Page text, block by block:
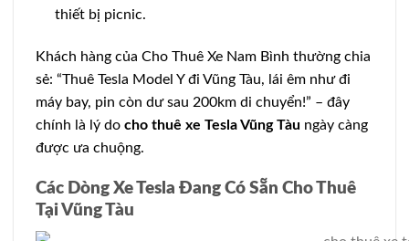
thiết bị picnic.
Khách hàng của Cho Thuê Xe Nam Bình thường chia
sẻ: “Thuê Tesla Model Y đi Vũng Tàu, lái êm như đi
máy bay, pin còn dư sau 200km di chuyển!” – đây
chính là lý do cho thuê xe Tesla Vũng Tàu ngày càng
được ưa chuộng.
Các Dòng Xe Tesla Đang Có Sẵn Cho Thuê
Tại Vũng Tàu